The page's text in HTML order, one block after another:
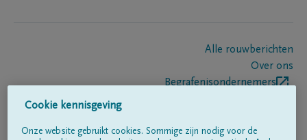
Alle rouwberichten
Over ons
Begrafenisondernemers
Cookie kennisgeving
Onze website gebruikt cookies. Sommige zijn nodig voor de